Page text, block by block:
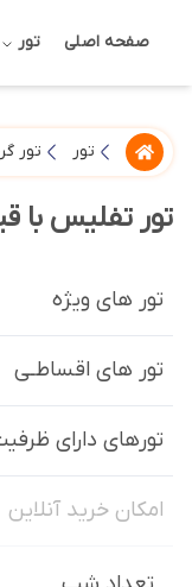
صفحه اصلی تور
تور تور
تور تفلیس با
تور های ویژه
تور های اقساطـی
تورهای دارای
امکان خرید آنلاین